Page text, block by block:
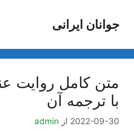
محتواجوانان ایرانی
متن کامل روایت
با ترجمه آن
2022-09-30 از admin